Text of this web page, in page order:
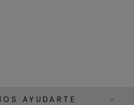
AYUDARTE